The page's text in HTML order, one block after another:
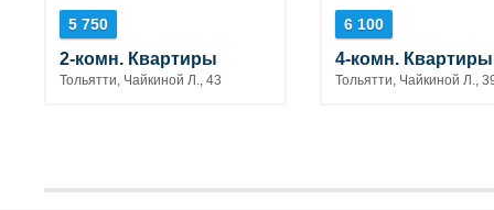
5 750
2-комн. Квартиры
Тольятти, Чайкиной Л., 43
6 100
4-комн. Квартиры
Тольятти, Чайкиной Л.,